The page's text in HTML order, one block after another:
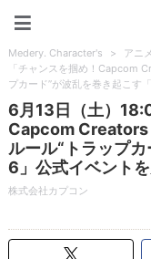
Medery. Character's > アニ
「チャンスを掴め！Capcom
プカード”が波乱を巻き起こす
6月13日（土）
Capcom
ルール“トラップ
6」公式イベントを
株式会社カプコン